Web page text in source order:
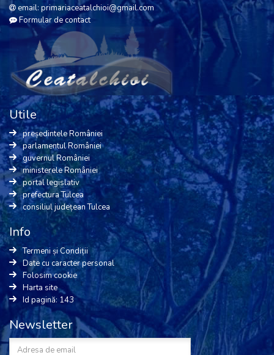
email: primariaceatalchioi@gmail.com
Formular de contact
Utile
președintele României
parlamentul României
guvernul României
ministerele României
portal legislativ
prefectura Tulcea
consiliul județean Tulcea
Info
Termeni și Condiții
Date cu caracter personal
Folosim cookie
Harta site
Id pagină: 143
Newsletter